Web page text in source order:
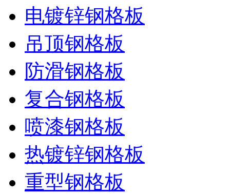
电镀锌钢格板
吊顶钢格板
防滑钢格板
复合钢格板
喷漆钢格板
热镀锌钢格板
重型钢格板